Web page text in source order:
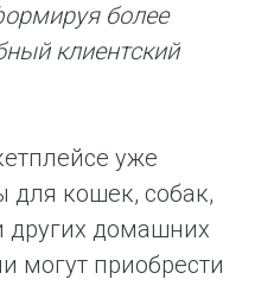
более
клиентский
уже
для кошек, собак,
других домашних
могут приобрести